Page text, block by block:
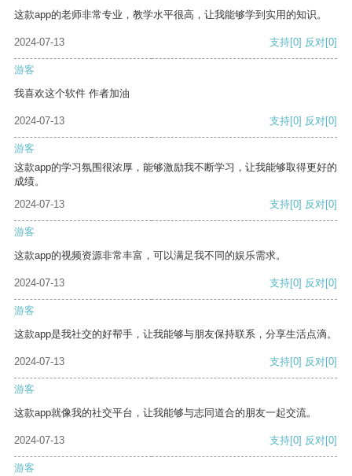
这款app的老师非常专业，教学水平很高，让我能够学到实用的知识。
2024-07-13 支持[0] 反对[0]
游客
我喜欢这个软件 作者加油
2024-07-13 支持[0] 反对[0]
游客
这款app的学习氛围很浓厚，能够激励我不断学习，让我能够取得更好的
成绩。
2024-07-13
支持[0] 反对[0]
游客
这款app的视频资源非常丰富，可以满足我不同的娱乐需求。
2024-07-13 支持[0] 反对[0]
游客
这款app是我社交的好帮手，让我能够与朋友保持联系，分享生活点滴。
2024-07-13 支持[0] 反对[0]
游客
这款app就像我的社交平台，让我能够与志同道合的朋友一起交流。
2024-07-13 支持[0] 反对[0]
游客